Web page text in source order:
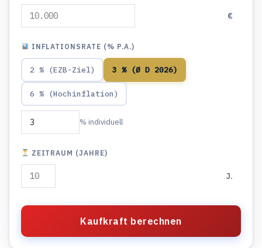
€
INFLATIONSRATE (% P.A.)
2 % (EZB-Ziel) 3 % (Ø D 2026)
6 % (Hochinflation)
% individuell
ZEITRAUM (JAHRE)
J.
Kaufkraft berechnen